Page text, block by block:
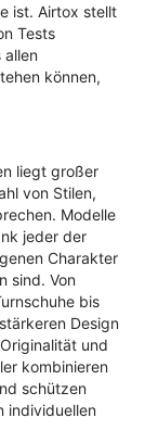
ist. Airtox stellt
Tests
können,
liegt großer
von Stilen,
Modelle
jeder der
Charakter
sind. Von
bis
Design
und
kombinieren
schützen
individuellen